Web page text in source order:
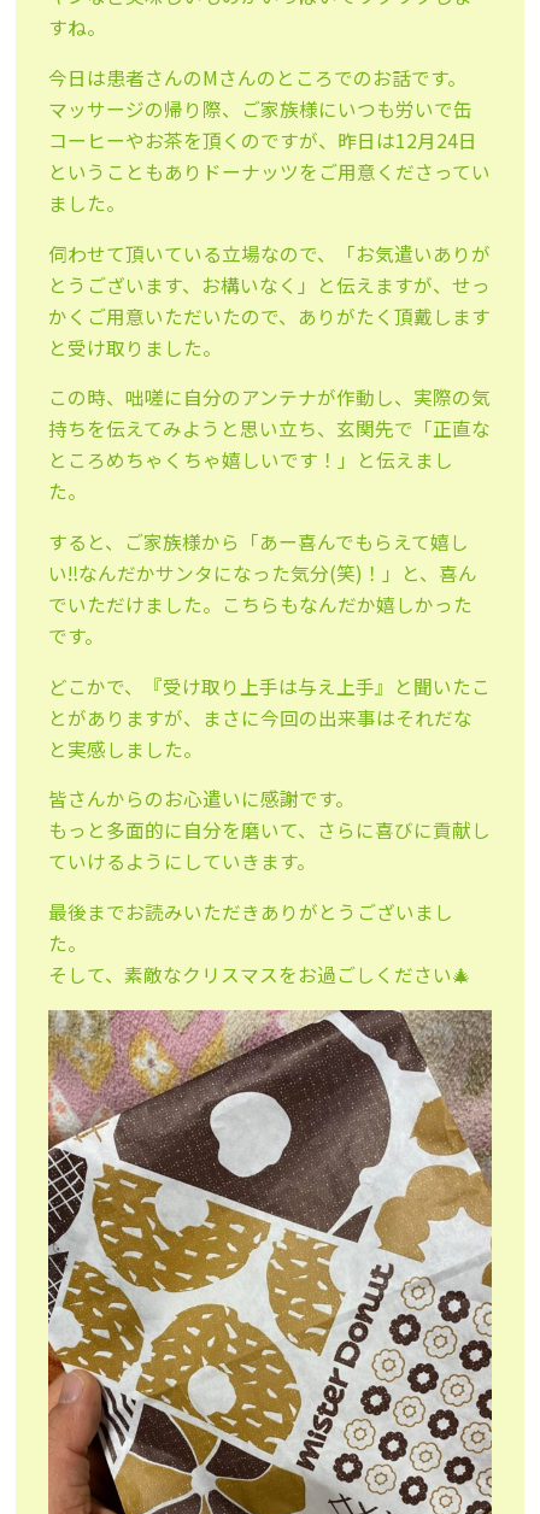
すね。
今日は患者さんのMさんのところでのお話です。
マッサージの帰り際、ご家族様にいつも労いで缶
コーヒーやお茶を頂くのですが、昨日は12月24日
ということもありドーナッツをご用意くださってい
ました。
伺わせて頂いている立場なので、「お気遣いありが
とうございます、お構いなく」と伝えますが、せっ
かくご用意いただいたので、ありがたく頂戴します
と受け取りました。
この時、咄嗟に自分のアンテナが作動し、実際の気
持ちを伝えてみようと思い立ち、玄関先で「正直な
ところめちゃくちゃ嬉しいです！」と伝えまし
た。
すると、ご家族様から「あー喜んでもらえて嬉し
い‼︎なんだかサンタになった気分(笑)！」と、喜ん
でいただけました。こちらもなんだか嬉しかった
です。
どこかで、『受け取り上手は与え上手』と聞いたこ
とがありますが、まさに今回の出来事はそれだな
と実感しました。
皆さんからのお心遣いに感謝です。
もっと多面的に自分を磨いて、さらに喜びに貢献し
ていけるようにしていきます。
最後までお読みいただきありがとうございまし
た。
そして、素敵なクリスマスをお過ごしください🎄